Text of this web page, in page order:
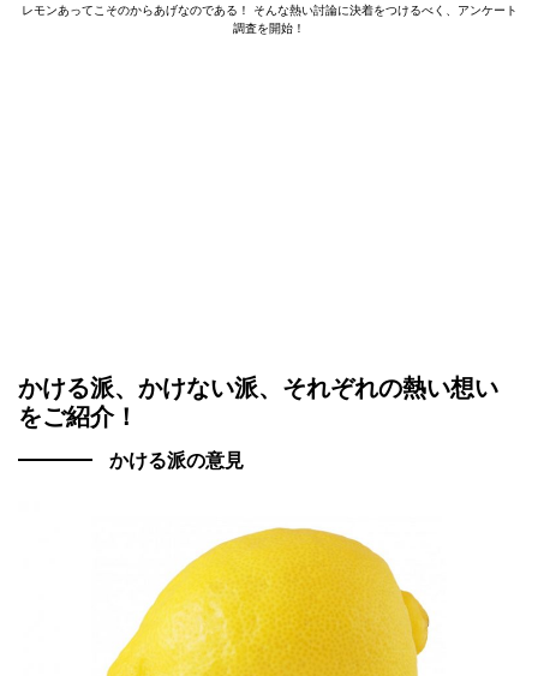
レモンあってこそのからあげなのである！ そんな熱い討論に決着をつけるべく、アンケート
調査を開始！
かける派、かけない派、それぞれの熱い想い
をご紹介！
かける派の意見